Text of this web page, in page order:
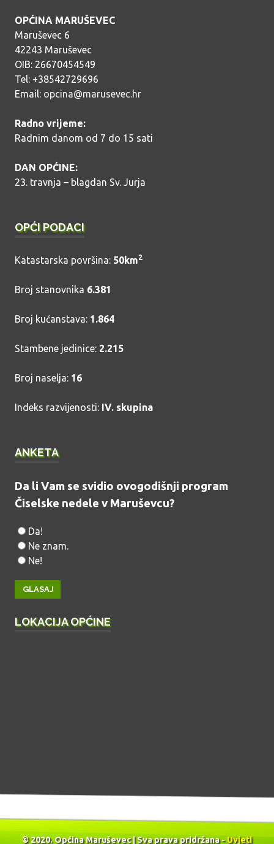
OPĆINA MARUŠEVEC
Maruševec 6
42243 Maruševec
OIB: 26670454549
Tel: +38542729696
Email: opcina@marusevec.hr
Radno vrijeme:
Radnim danom od 7 do 15 sati
DAN OPĆINE:
23. travnja – blagdan Sv. Jurja
OPĆI PODACI
Katastarska površina: 50km2
Broj stanovnika 6.381
Broj kućanstava: 1.864
Stambene jedinice: 2.215
Broj naselja: 16
Indeks razvijenosti: IV. skupina
ANKETA
Da li Vam se svidio ovogodišnji program
Čiselske nedele v Maruševcu?
Da!
Ne znam.
Ne!
LOKACIJA OPĆINE
© 2020. Općina Maruševec | Sva prava pridržana -Uvjeti